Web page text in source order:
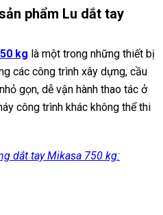
phẩm Lu dắt tay
kg là một trong những thiết bị
các công trình xây dựng, cầu
gọn, dễ vận hành thao tác ở
công trình khác không thể thi
dắt tay Mikasa 750 kg: